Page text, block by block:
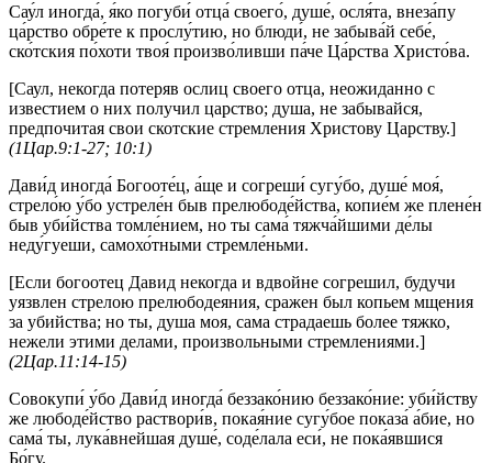
Сау́л иногда́, я́ко погуби́ отца́ своего́, душе́, осля́та, внеза́пу
ца́рство обре́те к прослу́тию, но блюди́, не забыва́й себе́,
ско́тския по́хоти твоя́ произво́ливши па́че Ца́рства Христо́ва.
[Саул, некогда потеряв ослиц своего отца, неожиданно с
известием о них получил царство; душа, не забывайся,
предпочитая свои скотские стремления Христову Царству.]
(1Цар.9:1-27; 10:1)
Дави́д иногда́ Богооте́ц, а́ще и согреши́ сугу́бо, душе́ моя́,
стрело́ю у́бо устреле́н быв прелюбоде́йства, копие́м же плене́н
быв уби́йства томле́нием, но ты сама́ тяжча́йшими де́лы
неду́гуеши, самохо́тными стремле́ньми.
[Если богоотец Давид некогда и вдвойне согрешил, будучи
уязвлен стрелою прелюбодеяния, сражен был копьем мщения
за убийства; но ты, душа моя, сама страдаешь более тяжко,
нежели этими делами, произвольными стремлениями.]
(2Цар.11:14-15)
Совокупи́ у́бо Дави́д иногда́ беззако́нию беззако́ние: уби́йству
же любоде́йство раствори́в, покая́ние сугу́бое показа́ а́бие, но
сама́ ты, лука́внейшая душе́, соде́лала еси́, не пока́явшися
Бо́гу.